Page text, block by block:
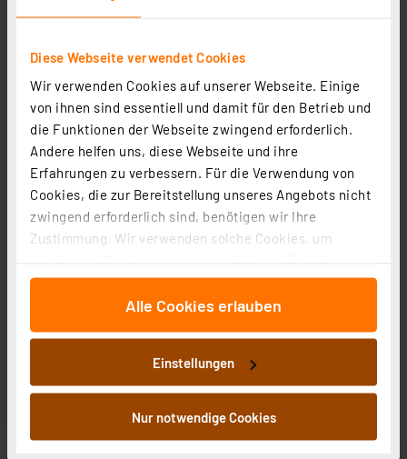
Diese Webseite verwendet Cookies
Wir verwenden Cookies auf unserer Webseite. Einige
von ihnen sind essentiell und damit für den Betrieb und
die Funktionen der Webseite zwingend erforderlich.
Andere helfen uns, diese Webseite und ihre
Erfahrungen zu verbessern. Für die Verwendung von
Cookies, die zur Bereitstellung unseres Angebots nicht
zwingend erforderlich sind, benötigen wir Ihre
Zustimmung. Wir verwenden solche Cookies, um
für soziale Medien anbieten zu können und die Zugriffe
auf unsere Website zu analysieren. Außerdem geben
an unsere Partner für soziale Medien, Werbung und
Analysen weiter. Unsere Partner führen diese
Informationen möglicherweise mit weiteren Daten
zusammen, die Sie ihnen bereitgestellt haben oder die
sie im Rahmen Ihrer Nutzung der Dienste gesammelt
Alle Cookies erlauben
Einstellungen
Nur notwendige Cookies
ENOVALITE LED Filament Leuchtmittel, TUBE MESH,
Artikel-Nr. 254284
14,99 €
Statt17,00 € **
inkl. MwSt.
Informationen zu Versandkosten
ENOVALITE LED Filament Leuchtmittel, CIRCLE, Amber,
E27, 4W, 200lm, 1800K, dimmbar
Artikel-Nr. 254290
(1)